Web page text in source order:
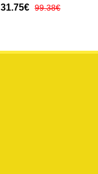
31.75€ 99.38€